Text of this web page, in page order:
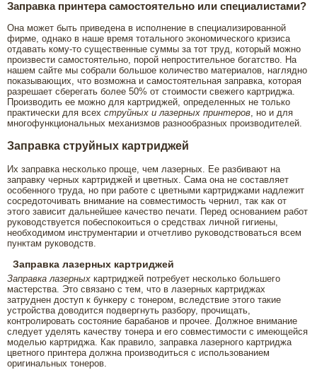
Заправка принтера самостоятельно или специалистами?
Она может быть приведена в исполнение в специализированной
фирме, однако в наше время тотального экономического кризиса
отдавать кому-то существенные суммы за тот труд, который можно
произвести самостоятельно, порой непростительное богатство. На
нашем сайте мы собрали большое количество материалов, наглядно
показывающих, что возможна и самостоятельная заправка, которая
разрешает сберегать более 50% от стоимости свежего картриджа.
Производить ее можно для картриджей, определенных не только
практически для всех струйных и лазерных принтеров, но и для
многофункциональных механизмов разнообразных производителей.
Заправка струйных картриджей
Их заправка несколько проще, чем лазерных. Ее разбивают на
заправку черных картриджей и цветных. Сама она не составляет
особенного труда, но при работе с цветными картриджами надлежит
сосредоточивать внимание на совместимость чернил, так как от
этого зависит дальнейшее качество печати. Перед основанием работ
руководствуется побеспокоиться о средствах личной гигиены,
необходимом инструментарии и отчетливо руководствоваться всем
пунктам руководств.
Заправка лазерных картриджей
Заправка лазерных картриджей потребует несколько большего
мастерства. Это связано с тем, что в лазерных картриджах
затруднен доступ к бункеру с тонером, вследствие этого такие
устройства доводится подвергнуть разбору, прочищать,
контролировать состояние барабанов и прочее. Должное внимание
следует уделять качеству тонера и его совместимости с имеющейся
моделью картриджа. Как правило, заправка лазерного картриджа
цветного принтера должна производиться с использованием
оригинальных тонеров.